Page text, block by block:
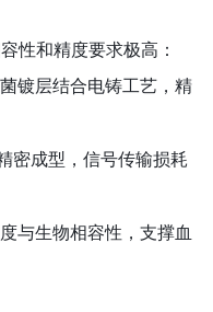
性和精度要求极高：
镀层结合电铸工艺，精
密成型，信号传输损耗
与生物相容性，支撑血